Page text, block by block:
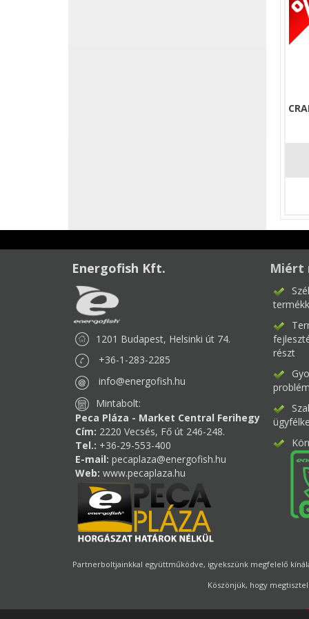
Energofish Kft.
1201 Budapest, Helsinki út 74.
+36-1-283-2285
info@energofish.hu
Mintabolt:
Peca Pláza - Market Central Ferihegy
Cím: 2220 Vecsés, Fő út 246-248.
Tel.: +36-29-553-400
E-mail: pecaplaza@energofish.hu
Web: www.pecaplaza.hu
Miért
részt
Partnerboltjainkkal együttműködve, igyekszünk megfelelő
Köszönjük, hogy